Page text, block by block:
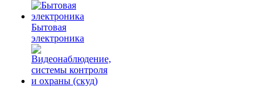
Бытовая
электроника